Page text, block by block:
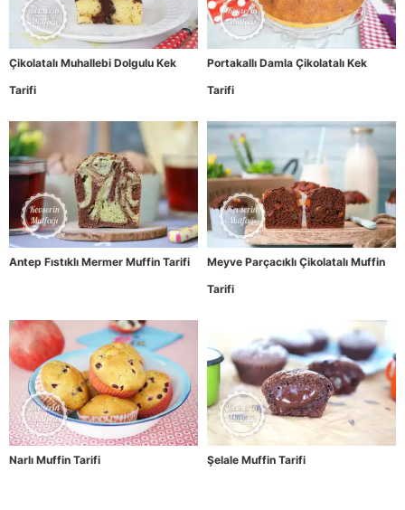
Çikolatalı Muhallebi Dolgulu Kek
Tarifi
Portakallı Damla Çikolatalı Kek
Tarifi
Antep Fıstıklı Mermer Muffin Tarifi
Meyve Parçacıklı Çikolatalı Muffin
Tarifi
Narlı Muffin Tarifi Şelale Muffin Tarifi